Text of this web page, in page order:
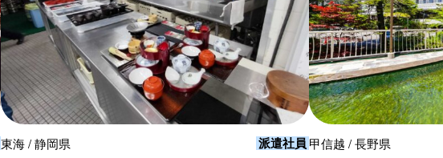
東海 / 静岡県 派遣社員 甲信越 / 長野県